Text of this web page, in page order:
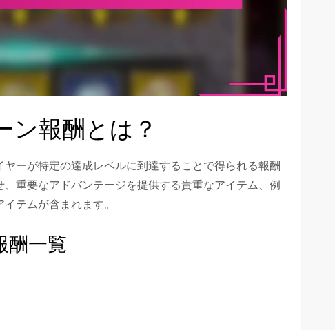
ン報酬とは？
ーが特定の達成レベルに到達することで得られる報酬
重要なアドバンテージを提供する貴重なアイテム、例
テムが含まれます。
酬一覧